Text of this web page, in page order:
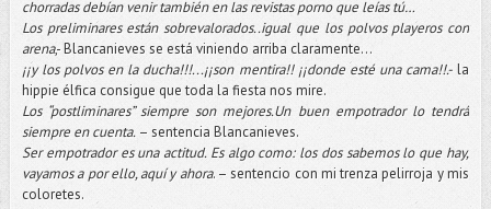
chorradas debían venir también en las revistas porno que leías tú…
Los preliminares están sobrevalorados..igual que los polvos playeros con
arena,- Blancanieves se está viniendo arriba claramente…
¡¡y los polvos en la ducha!!!...¡¡son mentira!! ¡¡donde esté una cama!!.-la
hippie élfica consigue que toda la fiesta nos mire.
Los “postliminares” siempre son mejores.Un buen empotrador lo tendrá
siempre en cuenta.– sentencia Blancanieves.
Ser empotrador es una actitud. Es algo como: los dos sabemos lo que hay,
vayamos a por ello, aquí y ahora. – sentencio con mi trenza pelirroja y mis
coloretes.